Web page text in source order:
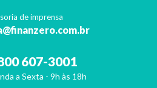
de imprensa
607-3001
a Sexta - 9h às 18h